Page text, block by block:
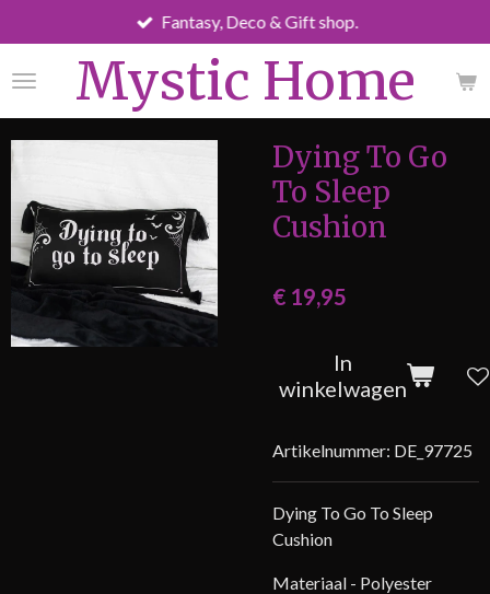
direct
naar
Mystic Home
Fantasy, Deco & Gift shop.
Dying To Go
To Sleep
Cushion
€ 19,95
In
winkelwagen
Artikelnummer: DE_97725
Dying To Go To Sleep
Cushion
Materiaal - Polyester